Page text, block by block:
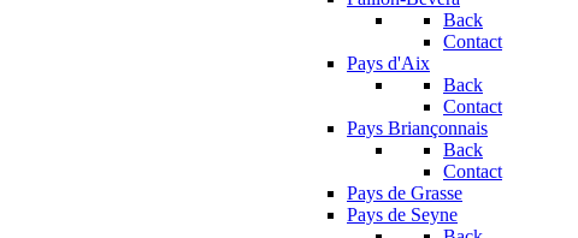
Back
Contact
Pays d'Aix
Back
Contact
Pays Briançonnais
Back
Contact
Pays de Grasse
Pays de Seyne